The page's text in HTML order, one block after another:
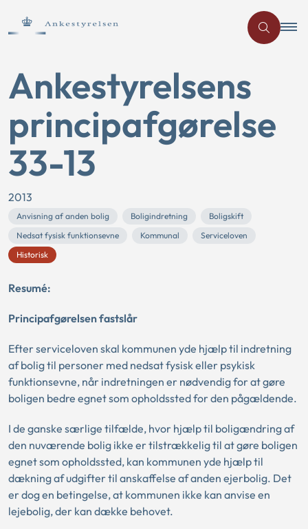
Ankestyrelsens
principafgørelse
33-13
2013
Anvisning af anden bolig Boligindretning
Boligskift
Nedsat fysisk funktionsevne
Kommunal
Serviceloven
Historisk
Resumé:
Principafgørelsen fastslår
Efter serviceloven skal kommunen yde hjælp til indretning
af bolig til personer med nedsat fysisk eller psykisk
funktionsevne, når indretningen er nødvendig for at gøre
boligen bedre egnet som opholdssted for den pågældende.
I de ganske særlige tilfælde, hvor hjælp til boligændring af
den nuværende bolig ikke er tilstrækkelig til at gøre boligen
egnet som opholdssted, kan kommunen yde hjælp til
dækning af udgifter til anskaffelse af anden ejerbolig. Det
er dog en betingelse, at kommunen ikke kan anvise en
lejebolig, der kan dække behovet.